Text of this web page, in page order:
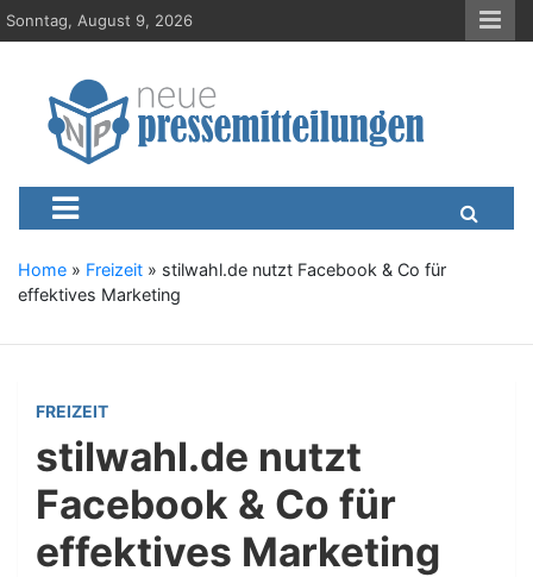
S
k
Sonntag, August 9, 2026
Neue-
Presseportal, Nachrichten, News, Meldungen, Wirtschaft
Home » Freizeit » stilwahl.de nutzt Facebook & Co für
effektives Marketing
FREIZEIT
stilwahl.de nutzt
Facebook & Co für
effektives Marketing